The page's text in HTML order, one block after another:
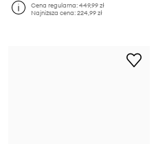
Cena regularna:449,99 zł
Najniższa cena:224,99 zł